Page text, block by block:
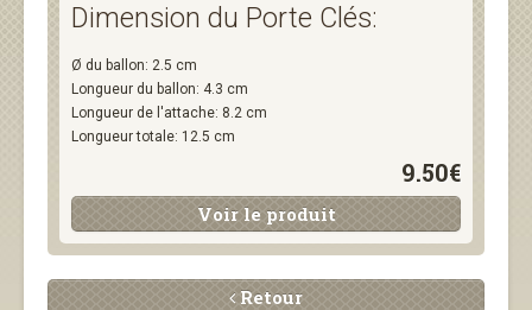
Dimension du Porte Clés:
Ø du ballon: 2.5 cm
Longueur du ballon: 4.3 cm
Longueur de l'attache: 8.2 cm
Longueur totale: 12.5 cm
9.50€
Voir le produit
Retour